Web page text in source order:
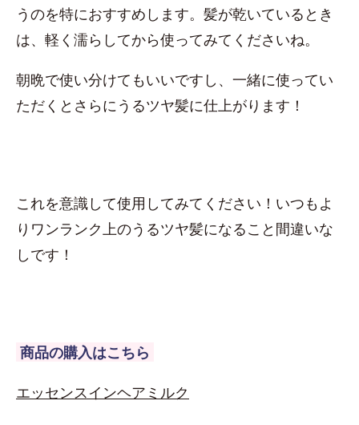
うのを特におすすめします。髪が乾いているとき
は、軽く濡らしてから使ってみてくださいね。
朝晩で使い分けてもいいですし、一緒に使ってい
ただくとさらにうるツヤ髪に仕上がります！
これを意識して使用してみてください！いつもよ
りワンランク上のうるツヤ髪になること間違いな
しです！
商品の購入はこちら
エッセンスインヘアミルク